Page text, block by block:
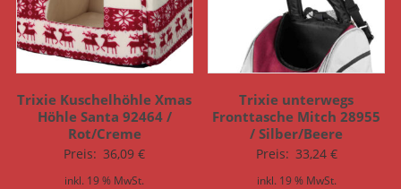
Trixie Kuschelhöhle Xmas
Höhle Santa 92464 /
Rot/Creme
Preis: 36,09€
inkl. 19 % MwSt.
Trixie unterwegs
Fronttasche Mitch 28955
/ Silber/Beere
Preis: 33,24 €
inkl. 19 % MwSt.